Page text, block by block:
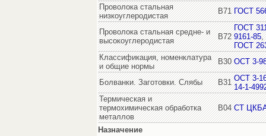
Проволока стальная
низкоуглеродистая
В71 ГОСТ
Проволока стальная средне- и
высокоуглеродистая
В72
ГОСТ
9161-85,
ГОСТ
Классификация, номенклатура
и общие нормы
В30 ОСТ 3-
Болванки. Заготовки. Слябы В31 ОСТ 3-
14-1-
Термическая и
термохимическая обработка
металлов
В04 СТ
Назначение